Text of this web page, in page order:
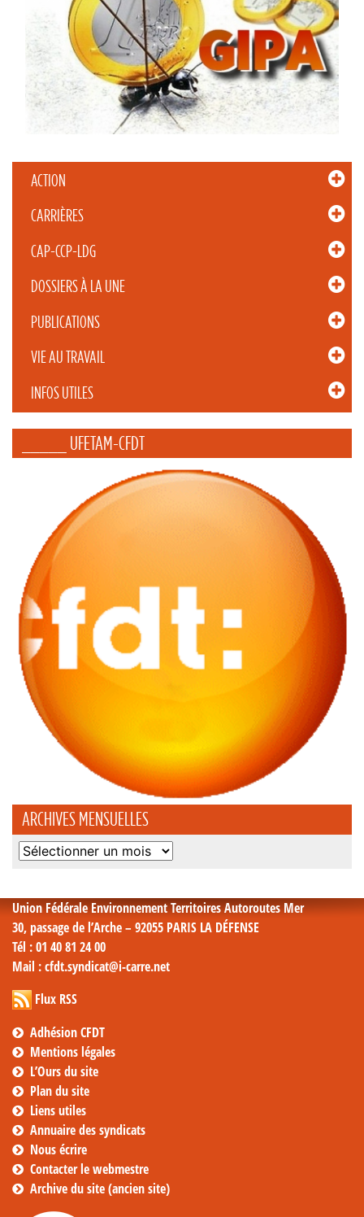
ACTION
CARRIÈRES
CAP-CCP-LDG
DOSSIERS À LA UNE
PUBLICATIONS
VIE AU TRAVAIL
INFOS UTILES
_____ UFETAM-CFDT
ARCHIVES MENSUELLES
Archives
Union Fédérale Environnement Territoires Autoroutes Mer
30, passage de l’Arche – 92055 PARIS LA DÉFENSE
Tél : 01 40 81 24 00
Mail : cfdt.syndicat@i-carre.net
Flux RSS
Adhésion CFDT
Mentions légales
L’Ours du site
Plan du site
Liens utiles
Annuaire des syndicats
Nous écrire
Contacter le webmestre
Archive du site (ancien site)